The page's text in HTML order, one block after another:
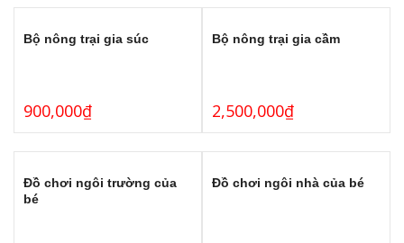
Bộ nông trại gia súc
900,000₫
Bộ nông trại gia cầm
2,500,000₫
Đồ chơi ngôi trường của
bé
Đồ chơi ngôi nhà của bé